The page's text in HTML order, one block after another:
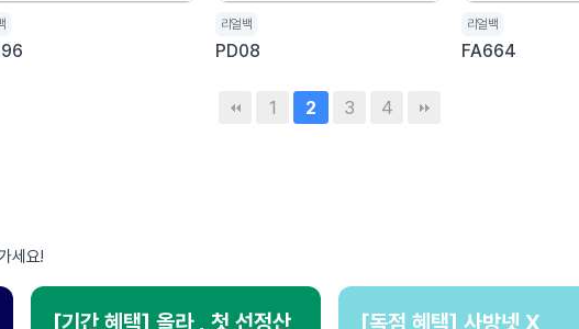
리얼백
PD08
리얼백
FA664
1 2 3 4
세요!
[기간 혜택] 올라 , 첫 선정산
[독점 혜택] 사방넷 X